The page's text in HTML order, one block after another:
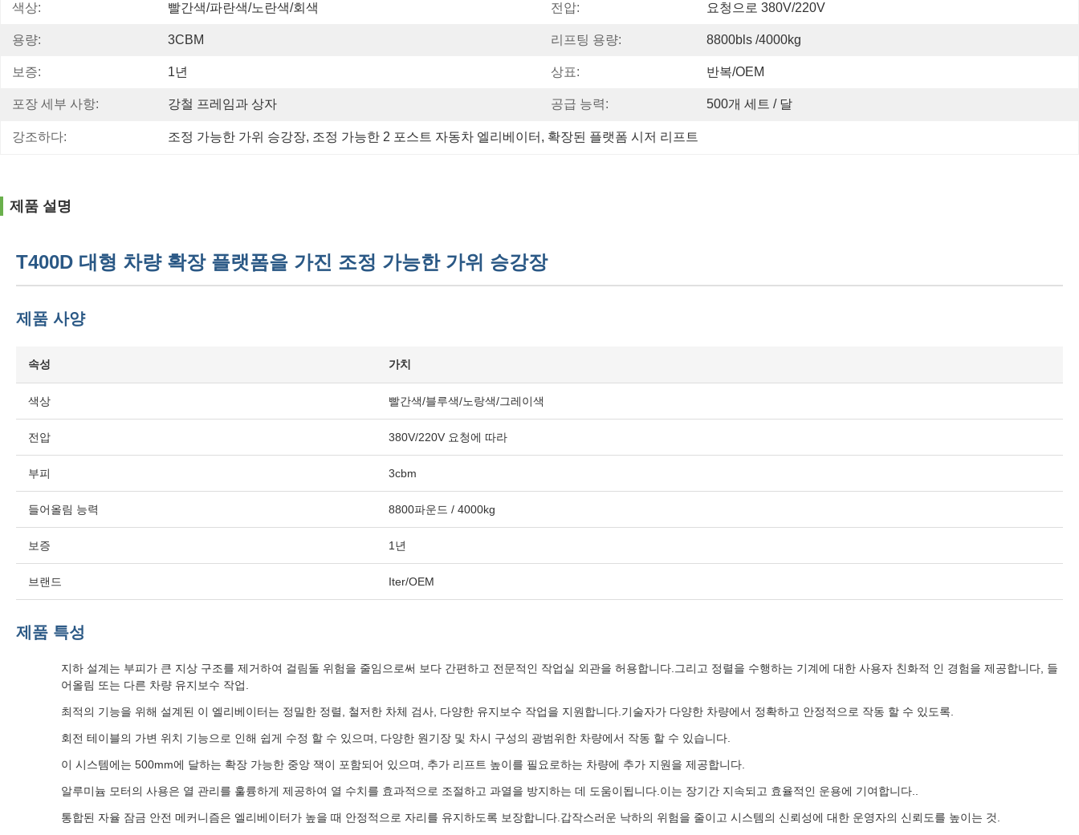
색상: 빨간색/파란색/노란색/회색 전압: 요청으로 380V/220V
용량: 3CBM 리프팅 용량: 8800bls /4000kg
보증: 1년 상표: 반복/OEM
포장 세부 사항: 강철 프레임과 상자 공급 능력: 500개 세트 / 달
강조하다: 조정 가능한 가위 승강장, 조정 가능한 2 포스트 자동차 엘리베이터 , 확장된 플랫폼 시저 리프트
제품 설명
T400D 대형 차량 확장 플랫폼을 가진 조정 가능한 가위 승강장
제품 사양
속성 가치
색상 빨간색/블루색/노랑색/그레이색
전압 380V/220V 요청에 따라
부피 3cbm
들어올림 능력 8800파운드 / 4000kg
보증 1년
브랜드 Iter/OEM
제품 특성
지하 설계는 부피가 큰 지상 구조를 제거하여 걸림돌 위험을 줄임으로써 보다 간편하고 전문적인 작업실 외관을 허용합니다.그리고 정렬을 수행하는 기계에 대한 사용자 친화적 인 경험을 제공합니다, 들
어올림 또는 다른 차량 유지보수 작업.
최적의 기능을 위해 설계된 이 엘리베이터는 정밀한 정렬, 철저한 차체 검사, 다양한 유지보수 작업을 지원합니다.기술자가 다양한 차량에서 정확하고 안정적으로 작동 할 수 있도록.
회전 테이블의 가변 위치 기능으로 인해 쉽게 수정 할 수 있으며, 다양한 원기장 및 차시 구성의 광범위한 차량에서 작동 할 수 있습니다.
이 시스템에는 500mm에 달하는 확장 가능한 중앙 잭이 포함되어 있으며, 추가 리프트 높이를 필요로하는 차량에 추가 지원을 제공합니다.
알루미늄 모터의 사용은 열 관리를 훌륭하게 제공하여 열 수치를 효과적으로 조절하고 과열을 방지하는 데 도움이됩니다.이는 장기간 지속되고 효율적인 운용에 기여합니다..
통합된 자율 잠금 안전 메커니즘은 엘리베이터가 높을 때 안정적으로 자리를 유지하도록 보장합니다.갑작스러운 낙하의 위험을 줄이고 시스템의 신뢰성에 대한 운영자의 신뢰도를 높이는 것.